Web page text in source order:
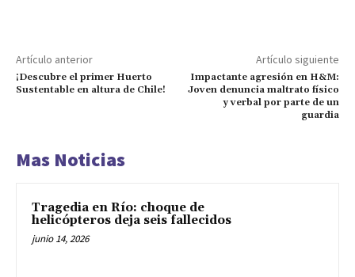
Artículo anterior
¡Descubre el primer Huerto
Sustentable en altura de Chile!
Artículo siguiente
Impactante agresión en H&M:
Joven denuncia maltrato físico
y verbal por parte de un
guardia
Mas Noticias
Tragedia en Río: choque de
helicópteros deja seis fallecidos
junio 14, 2026